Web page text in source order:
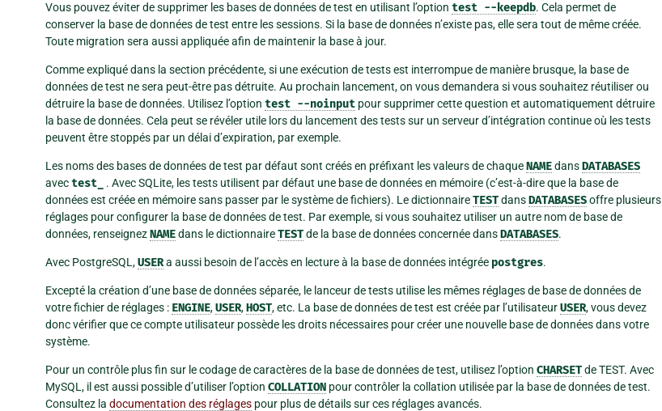
Vous pouvez éviter de supprimer les bases de données de test en utilisant l’option test --keepdb. Cela permet de
conserver la base de données de test entre les sessions. Si la base de données n’existe pas, elle sera tout de même créée.
Toute migration sera aussi appliquée afin de maintenir la base à jour.
Comme expliqué dans la section précédente, si une exécution de tests est interrompue de manière brusque, la base de
données de test ne sera peut-être pas détruite. Au prochain lancement, on vous demandera si vous souhaitez réutiliser ou
détruire la base de données. Utilisez l’option test --noinput pour supprimer cette question et automatiquement détruire
la base de données. Cela peut se révéler utile lors du lancement des tests sur un serveur d’intégration continue où les tests
peuvent être stoppés par un délai d’expiration, par exemple.
Les noms des bases de données de test par défaut sont créés en préfixant les valeurs de chaqueNAMEdansDATABASES
avectest_
. Avec SQLite, les tests utilisent par défaut une base de données en mémoire (c’est-à-dire que la base de
données est créée en mémoire sans passer par le système de fichiers). Le dictionnaireTESTdansDATABASESoffre plusieurs
réglages pour configurer la base de données de test. Par exemple, si vous souhaitez utiliser un autre nom de base de
données, renseignezNAMEdans le dictionnaireTESTde la base de données concernée dansDATABASES.
Avec PostgreSQL,USERa aussi besoin de l’accès en lecture à la base de données intégrée postgres.
Excepté la création d’une base de données séparée, le lanceur de tests utilise les mêmes réglages de base de données de
votre fichier de réglages : ENGINE,USER,HOST, etc. La base de données de test est créée par l’utilisateurUSER, vous devez
donc vérifier que ce compte utilisateur possède les droits nécessaires pour créer une nouvelle base de données dans votre
système.
Pour un contrôle plus fin sur le codage de caractères de la base de données de test, utilisez l’option CHARSETde TEST. Avec
MySQL, il est aussi possible d’utiliser l’option COLLATION pour contrôler la collation utilisée par la base de données de test.
Consultez la documentation des réglages pour plus de détails sur ces réglages avancés.